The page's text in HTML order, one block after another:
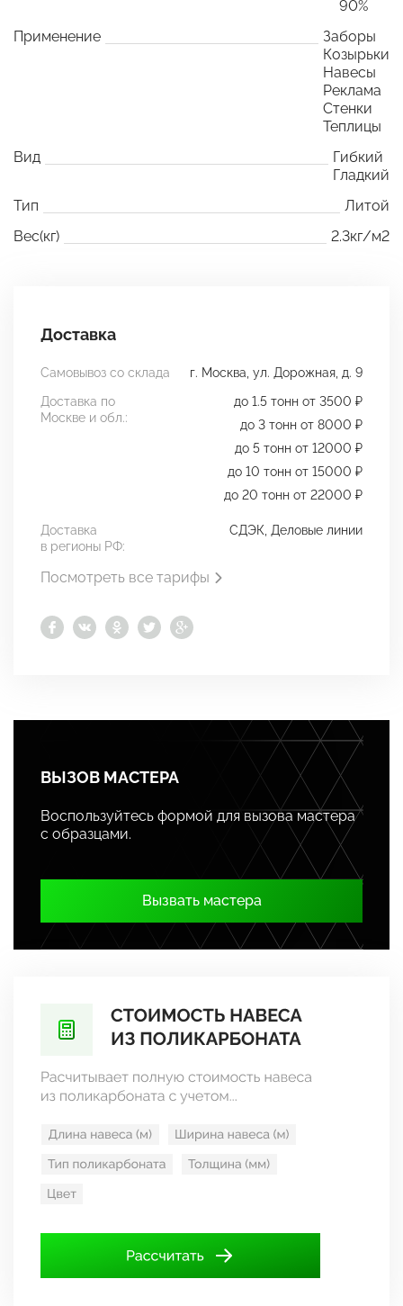
90%
Применение
Заборы
Козырьки
Навесы
Реклама
Стенки
Теплицы
Вид
Гибкий
Гладкий
Тип
Литой
Вес(кг)
2.3кг/м2
Доставка
Самовывоз со склада
г. Москва, ул. Дорожная, д. 9
Доставка по
Москве и обл.:
до 1.5 тонн от 3500 ₽
до 3 тонн от 8000 ₽
до 5 тонн от 12000 ₽
до 10 тонн от 15000 ₽
до 20 тонн от 22000 ₽
Доставка
в регионы РФ:
СДЭК, Деловые линии
Посмотреть все тарифы
ВЫЗОВ МАСТЕРА
Воспользуйтесь формой для вызова мастера
с образцами.
Вызвать мастера